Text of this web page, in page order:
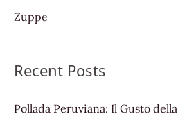
Zuppe
Recent Posts
Pollada Peruviana: Il Gusto